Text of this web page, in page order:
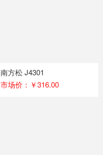
南方松 J4301
市场价：￥316.00